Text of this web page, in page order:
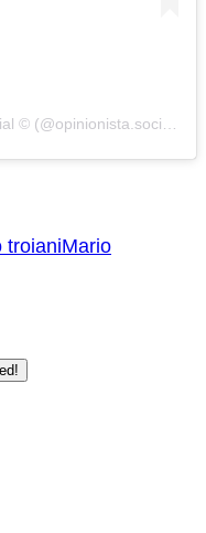
Un post condiviso da Opinionista Social © (@opinionista.social)
troianiMario